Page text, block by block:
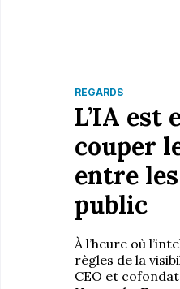
REGARDS
L’IA est
couper
entre
public
À l’heure où
règles de la
CEO et